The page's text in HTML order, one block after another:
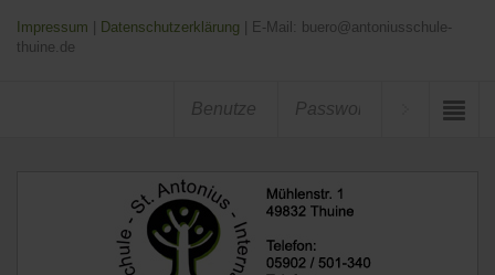
Impressum Datenschutzerklärung | E-Mail: buero@antoniusschule-
thuine.de